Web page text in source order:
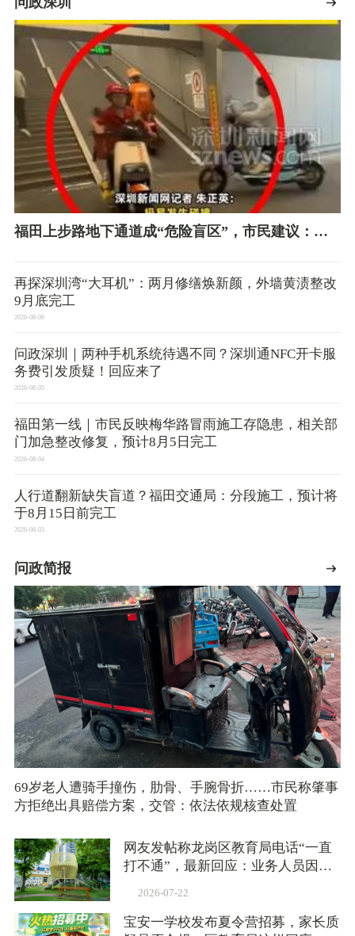
福田上步路地下通道成“危险盲区”，市民建议：增
再探深圳湾“大耳机”：两月修缮焕新颜，外墙黄渍整改
9月底完工
2026-08-06
问政深圳｜两种手机系统待遇不同？深圳通NFC开卡服
务费引发质疑！回应来了
2026-08-05
福田第一线｜市民反映梅华路冒雨施工存隐患，相关部
门加急整改修复，预计8月5日完工
2026-08-04
人行道翻新缺失盲道？福田交通局：分段施工，预计将
于8月15日前完工
2026-08-03
问政简报
69岁老人遭骑手撞伤，肋骨、手腕骨折……市民称肇事
方拒绝出具赔偿方案，交管：依法依规核查处置
网友发帖称龙岗区教育局电话“一直
打不通”，最新回应：业务人员因公
2026-07-22
宝安一学校发布夏令营招募，家长质